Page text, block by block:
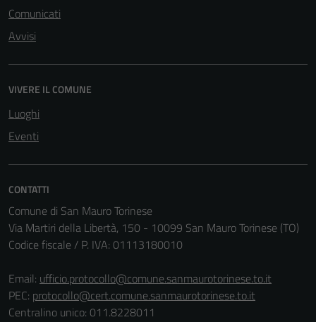
Comunicati
Avvisi
VIVERE IL COMUNE
Luoghi
Eventi
CONTATTI
Comune di San Mauro Torinese
Via Martiri della Libertà, 150 - 10099 San Mauro Torinese (TO)
Codice fiscale / P. IVA: 01113180010
Email: ufficio.protocollo@comune.sanmaurotorinese.to.it
PEC: protocollo@cert.comune.sanmaurotorinese.to.it
Centralino unico: 011.8228011
Tecnici
Questi cookie
sono necessari
per il
funzionamento